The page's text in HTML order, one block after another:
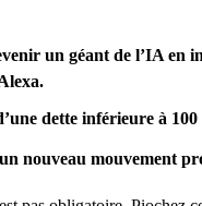
un géant de l’IA
dette inférieure à
nouveau mouvement